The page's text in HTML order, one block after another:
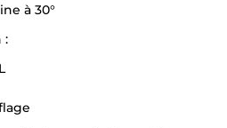
à 30°
: